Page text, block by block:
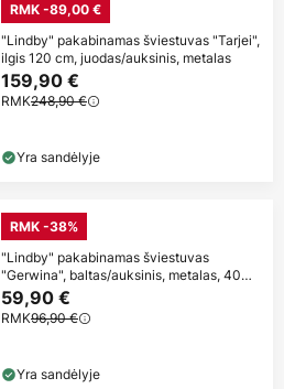
RMK -89,00 €
"Lindby" pakabinamas šviestuvas "Tarjei",
ilgis 120 cm, juodas/auksinis, metalas
159,90 €
RMK248,90 €
Yra sandėlyje
RMK -38%
"Lindby" pakabinamas šviestuvas
"Gerwina", baltas/auksinis, metalas, 40
cm, E27
59,90 €
RMK96,90 €
Yra sandėlyje